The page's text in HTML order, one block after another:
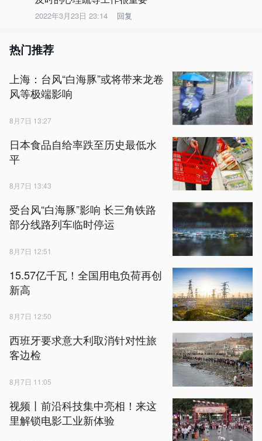
2022年3月23日 23:14 回复
热门推荐
上海：台风“白海豚”或将带来龙卷
风等极端影响
8月7日 13:27
日本食品自给率跌至历史最低水
平
8月7日 13:43
受台风“白海豚”影响 长三角铁路
部分线路列车临时停运
8月7日 12:51
15.57亿千瓦！全国用电负荷再创
新高
8月7日 12:50
西班牙要求意大利取消针对性旅
客边检
8月7日 11:05
视频丨前沿科技集中亮相！来这
里解锁电影工业新体验